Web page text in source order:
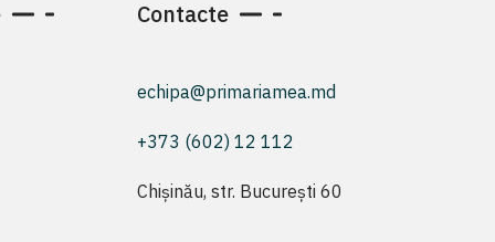
Contacte
echipa@primariamea.md
+373 (602) 12 112
Chișinău, str. București 60